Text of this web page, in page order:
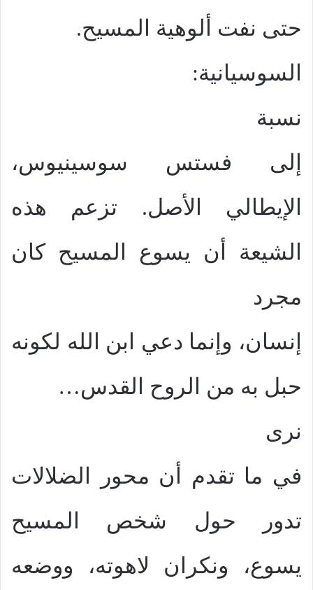
حتى نفت ألوهية المسيح.
السوسيانية:
نسبة
إلى فستس سوسينيوس،
الإيطالي الأصل. تزعم هذه
الشيعة أن يسوع المسيح كان
مجرد
إنسان، وإنما دعي ابن الله لكونه
حبل به من الروح القدس…
نرى
في ما تقدم أن محور الضلالات
تدور حول شخص المسيح
يسوع، ونكران لاهوته، ووضعه